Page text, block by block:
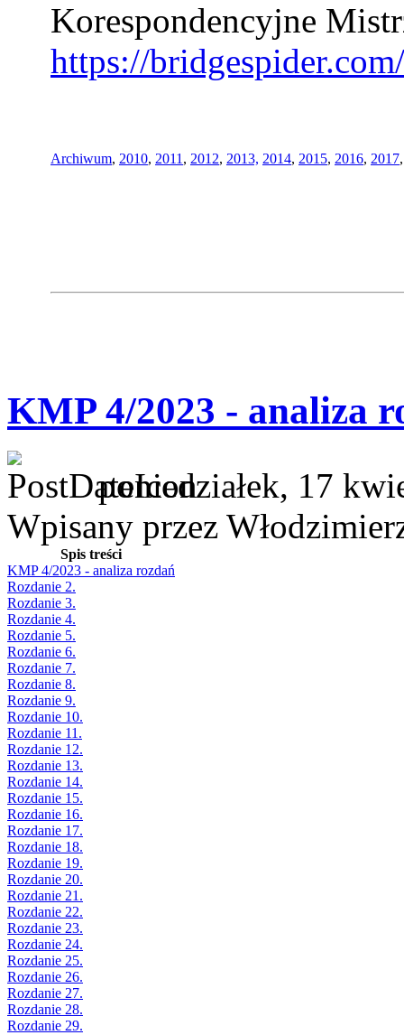
Korespondencyjne
https://
Archiwum, 2010, 2011 , 2012, 2013, 2014, 2015, 2016, 2017
KMP 4/2023 - analiza
poniedziałek, 17
Wpisany przez
Spis treści
KMP 4/2023 - analiza rozdań
Rozdanie 2.
Rozdanie 3.
Rozdanie 4.
Rozdanie 5.
Rozdanie 6.
Rozdanie 7.
Rozdanie 8.
Rozdanie 9.
Rozdanie 10.
Rozdanie 11.
Rozdanie 12.
Rozdanie 13.
Rozdanie 14.
Rozdanie 15.
Rozdanie 16.
Rozdanie 17.
Rozdanie 18.
Rozdanie 19.
Rozdanie 20.
Rozdanie 21.
Rozdanie 22.
Rozdanie 23.
Rozdanie 24.
Rozdanie 25.
Rozdanie 26.
Rozdanie 27.
Rozdanie 28.
Rozdanie 29.